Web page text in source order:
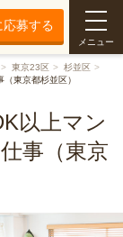
応募する
メニュー
東京23区
杉並区
東京都杉並区）
以上マン
事（東京